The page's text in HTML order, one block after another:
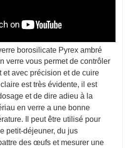
borosilicate Pyrex ambré
verre vous permet de contrôler
et avec précision et de cuire
est très évidente, il est
et de dire adieu à la
en verre a une bonne
Il peut être utilisé pour
petit-déjeuner, du jus
des œufs et mesurer une